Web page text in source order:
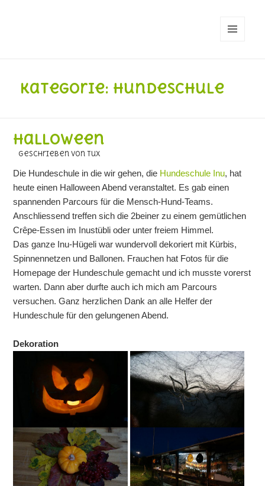
Kategorie: Hundeschule
Halloween
geschrieben von Tux
Die Hundeschule in die wir gehen, die Hundeschule Inu, hat
heute einen Halloween Abend veranstaltet. Es gab einen
spannenden Parcours für die Mensch-Hund-Teams.
Anschliessend treffen sich die 2beiner zu einem gemütlichen
Crêpe-Essen im Inustübli oder unter freiem Himmel.
Das ganze Inu-Hügeli war wundervoll dekoriert mit Kürbis,
Spinnennetzen und Ballonen. Frauchen hat Fotos für die
Homepage der Hundeschule gemacht und ich musste vorerst
warten. Dann aber durfte auch ich mich am Parcours
versuchen. Ganz herzlichen Dank an alle Helfer der
Hundeschule für den gelungenen Abend.
Dekoration